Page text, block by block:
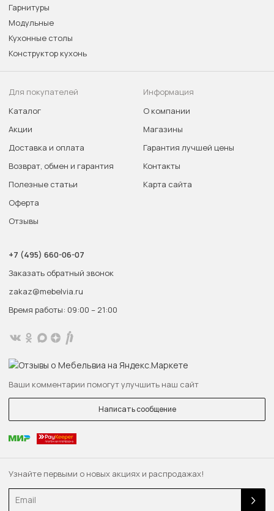
Узнайте первыми о новых акциях и распродажах!
Гарнитуры
Модульные
Кухонные столы
Конструктор кухонь
Для покупателей
Каталог
Акции
Доставка и оплата
Возврат, обмен и гарантия
Полезные статьи
Оферта
Отзывы
Информация
О компании
Магазины
Гарантия лучшей цены
Контакты
Карта сайта
+7 (495) 660-06-07
Заказать обратный звонок
zakaz@mebelvia.ru
Время работы: 09:00 – 21:00
Ваши комментарии помогут улучшить наш сайт
Написать сообщение